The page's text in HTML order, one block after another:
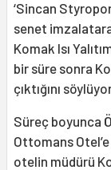
‘Sincan
senet
Komak Isı
bir süre sonra
çıktığını
Süreç boyunca
Ottomans
otelin müdürü